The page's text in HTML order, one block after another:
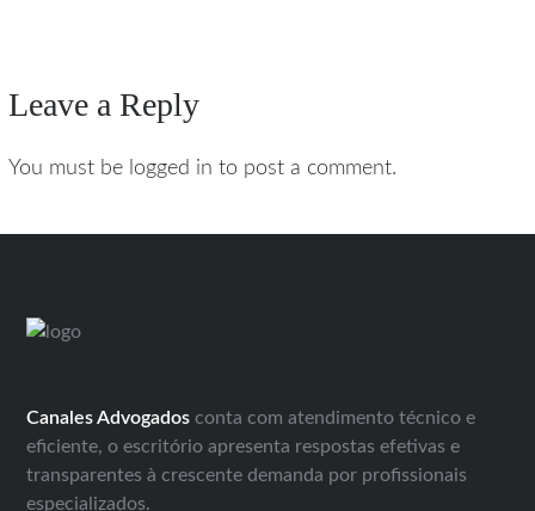
Leave a Reply
You must be logged in to post a comment.
Canales Advogados conta com atendimento técnico e
eficiente, o escritório apresenta respostas efetivas e
transparentes à crescente demanda por profissionais
especializados.